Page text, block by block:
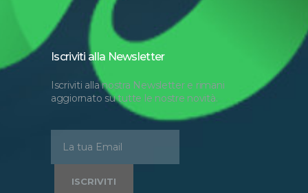
Iscriviti alla Newsletter
Iscriviti alla nostra Newsletter e rimani
aggiornato su tutte le nostre novità.